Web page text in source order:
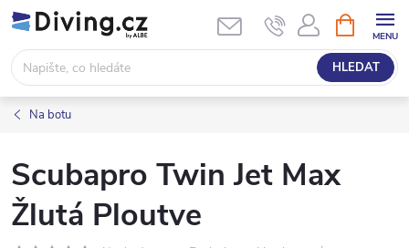
Přejít
na
obsah
HLEDAT
NÁKUPNÍ
KOŠÍK
Na botu
Scubapro Twin Jet Max
Žlutá Ploutve